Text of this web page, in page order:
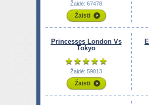
Žaidė: 67478
Žaisti
Princesses London Vs
Tokyo
(Stilių kovos: Londonas
prieš Tokijų)
Žaidė: 59813
Žaisti